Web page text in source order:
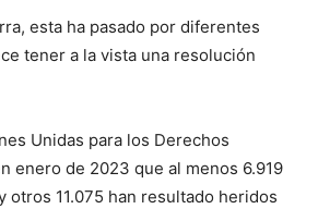
esta ha pasado por diferentes
tener a la vista una resolución
Unidas para los Derechos
enero de 2023 que al menos 6.919
otros 11.075 han resultado heridos